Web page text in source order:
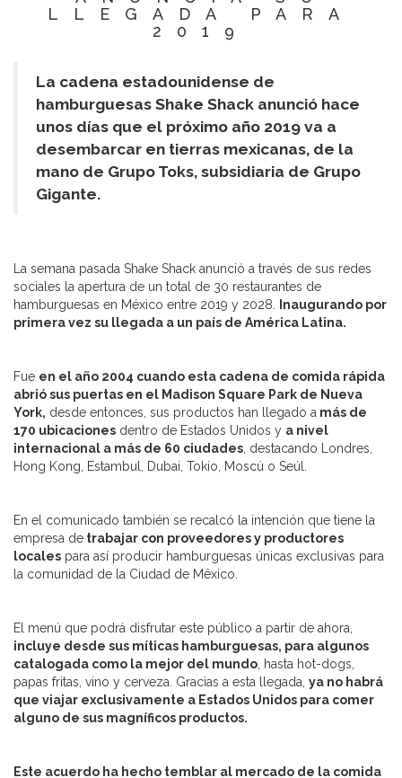
LLEGADA PARA
2019
La cadena estadounidense de
hamburguesas Shake Shack anunció hace
unos días que el próximo año 2019 va a
desembarcar en tierras mexicanas, de la
mano de Grupo Toks, subsidiaria de Grupo
Gigante.
La semana pasada Shake Shack anunció a través de sus redes
sociales la apertura de un total de 30 restaurantes de
hamburguesas en México entre 2019 y 2028.
Inaugurando por
primera vez su llegada a un país de América Latina.
Fue en el año 2004 cuando esta cadena de comida rápida
abrió sus puertas en el Madison Square Park de Nueva
York, desde entonces, sus productos han llegado a más de
170 ubicaciones dentro de Estados Unidos y a nivel
internacional a más de 60 ciudades , destacando Londres,
Hong Kong, Estambul, Dubai, Tokio, Moscú o Seúl.
En el comunicado también se recalcó la intención que tiene la
empresa de trabajar con proveedores y productores
locales para así producir hamburguesas únicas exclusivas para
la comunidad de la Ciudad de México.
El menú que podrá disfrutar este público a partir de ahora,
incluye desde sus míticas hamburguesas, para algunos
catalogada como la mejor del mundo , hasta hot-dogs,
papas fritas, vino y cerveza. Gracias a esta llegada, ya no habrá
que viajar exclusivamente a Estados Unidos para comer
alguno de sus magníficos productos.
Este acuerdo ha hecho temblar al mercado de la comida